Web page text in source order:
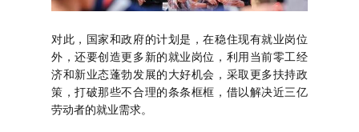
对此，国家和政府的计划是，在稳住现有就业岗位
外，还要创造更多新的就业岗位，利用当前零工经
济和新业态蓬勃发展的大好机会，采取更多扶持政
策，打破那些不合理的条条框框，借以解决近三亿
劳动者的就业需求。